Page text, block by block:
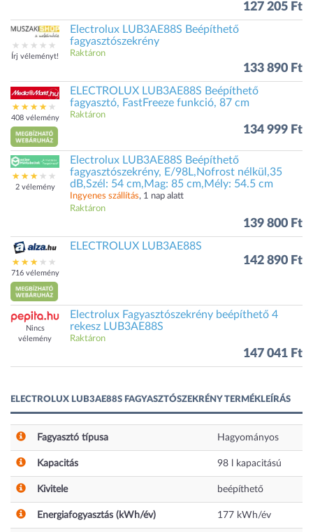
127 205 Ft
Írj véleményt!
Electrolux LUB3AE88S Beépíthető
fagyasztószekrény
Raktáron
133 890 Ft
408 vélemény
ELECTROLUX LUB3AE88S Beépíthető
fagyasztó, FastFreeze funkció, 87 cm
Raktáron
134 999 Ft
2 vélemény
Electrolux LUB3AE88S Beépíthető
fagyasztószekrény, E/98L,Nofrost nélkül,35
dB,Szél: 54 cm,Mag: 85 cm,Mély: 54.5 cm
Ingyenes szállítás, 1 nap alatt
Raktáron
139 800 Ft
716 vélemény
ELECTROLUX LUB3AE88S
142 890 Ft
Nincs
vélemény
Electrolux Fagyasztószekrény beépíthető 4
rekesz LUB3AE88S
Raktáron
147 041 Ft
ELECTROLUX LUB3AE88S FAGYASZTÓSZEKRÉNY TERMÉKLEÍRÁS
Fagyasztó típusa Hagyományos
Kapacitás 98 kapacitású
Kivitele beépíthető
Energiafogyasztás (kWh/év) 177 kWh/év